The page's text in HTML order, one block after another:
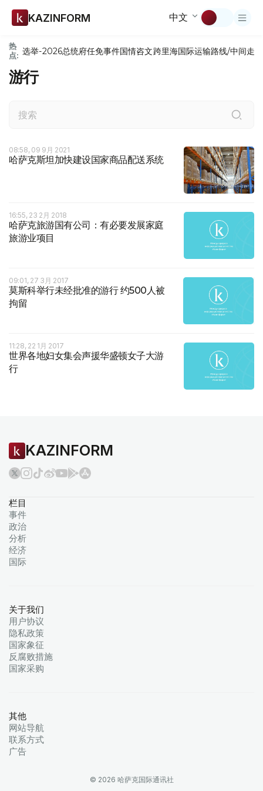
KAZINFORM 中文
热
点: 选举-2026总统府任免事件国情咨文跨里海国际运输路线/中间走廊
游行
08:58, 09 9月 2021
哈萨克斯坦加快建设国家商品配送系统
16:55, 23 2月 2018
哈萨克旅游国有公司：有必要发展家庭
旅游业项目
09:01, 27 3月 2017
莫斯科举行未经批准的游行 约500人被
拘留
11:28, 22 1月 2017
世界各地妇女集会声援华盛顿女子大游
行
KAZINFORM
栏目
事件
政治
分析
经济
国际
关于我们
用户协议
隐私政策
国家象征
反腐败措施
国家采购
其他
网站导航
联系方式
广告
© 2026 哈萨克国际通讯社